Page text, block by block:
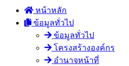
หน้าหลัก
ข้อมูลทั่วไป
ข้อมูลทั่วไป
โครงสร้างองค์กร
อำนาจหน้าที่